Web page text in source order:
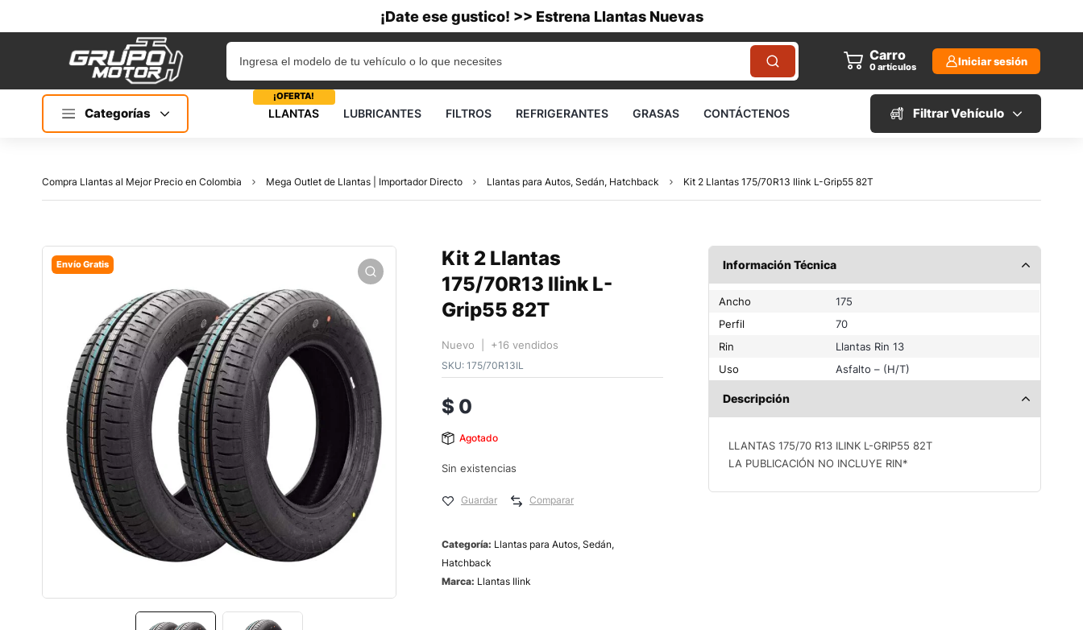
¡Date ese gustico! >> Estrena Llantas Nuevas
Carro
0artículos Iniciar sesión
Categorías LLANTAS
¡OFERTA!
LUBRICANTES FILTROS REFRIGERANTES GRASAS CONTÁCTENOS Filtrar Vehículo
Compra Llantas al Mejor Precio en Colombia Mega Outlet de Llantas | Importador Directo Llantas para Autos, Sedán, Hatchback Kit 2 Llantas 175/70R13 Ilink L-Grip55 82T
Envío Gratis
Kit 2 Llantas
175/70R13 Ilink L-
Grip55 82T
Nuevo | +16 vendidos
SKU: 175/70R13IL
$ 0
Agotado
Sin existencias
Guardar Comparar
Categoría: Llantas para Autos, Sedán,
Hatchback
Marca: Llantas Ilink
Información Técnica
Ancho
175
Perfil
70
Rin
Llantas Rin 13
Uso
Asfalto – (H/T)
Descripción
LLANTAS 175/70 R13 ILINK L-GRIP55 82T
LA PUBLICACIÓN NO INCLUYE RIN*